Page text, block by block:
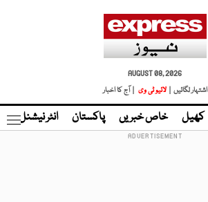
AUGUST 08, 2026
اشتہار لگائیں |
لائیو ٹی وی | آج کا اخبار
کھیل خاص خبریں پاکستان انٹر نیشنل